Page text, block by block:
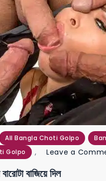
All Bangla Choti Golpo
,
Golpo Leave a
বাজিয়ে দিল